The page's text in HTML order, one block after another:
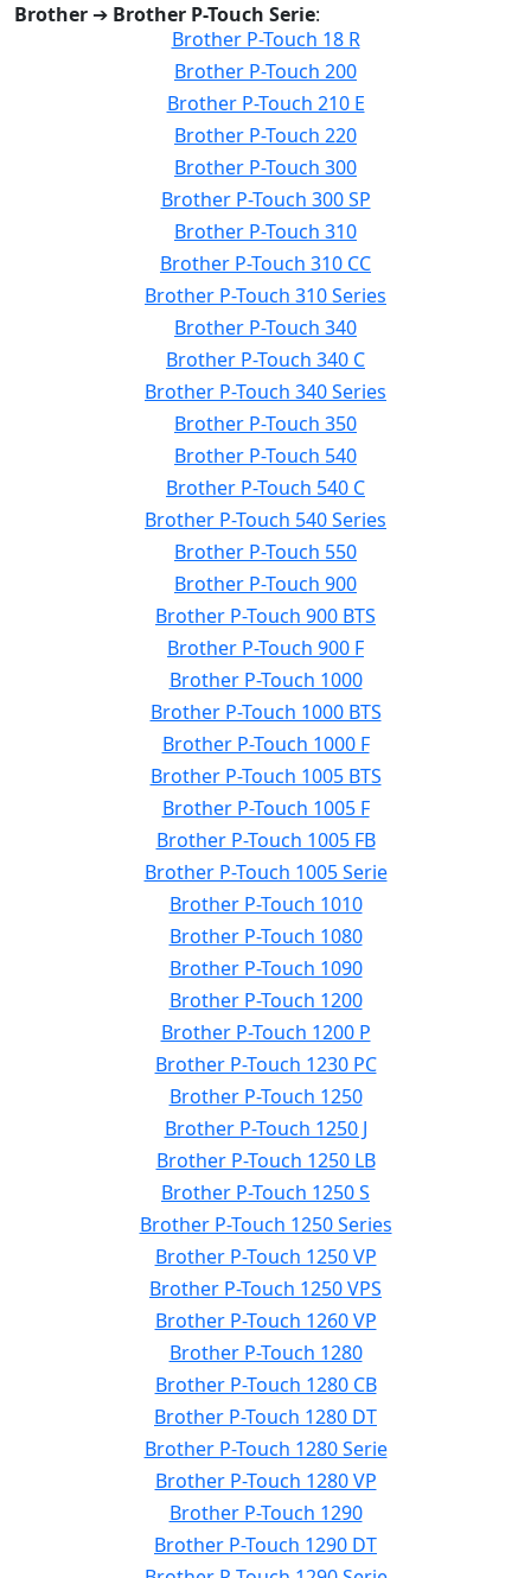
Brother ➔ Brother P-Touch Serie:
Brother P-Touch 18 R
Brother P-Touch 200
Brother P-Touch 210 E
Brother P-Touch 220
Brother P-Touch 300
Brother P-Touch 300 SP
Brother P-Touch 310
Brother P-Touch 310 CC
Brother P-Touch 310 Series
Brother P-Touch 340
Brother P-Touch 340 C
Brother P-Touch 340 Series
Brother P-Touch 350
Brother P-Touch 540
Brother P-Touch 540 C
Brother P-Touch 540 Series
Brother P-Touch 550
Brother P-Touch 900
Brother P-Touch 900 BTS
Brother P-Touch 900 F
Brother P-Touch 1000
Brother P-Touch 1000 BTS
Brother P-Touch 1000 F
Brother P-Touch 1005 BTS
Brother P-Touch 1005 F
Brother P-Touch 1005 FB
Brother P-Touch 1005 Serie
Brother P-Touch 1010
Brother P-Touch 1080
Brother P-Touch 1090
Brother P-Touch 1200
Brother P-Touch 1200 P
Brother P-Touch 1230 PC
Brother P-Touch 1250
Brother P-Touch 1250 J
Brother P-Touch 1250 LB
Brother P-Touch 1250 S
Brother P-Touch 1250 Series
Brother P-Touch 1250 VP
Brother P-Touch 1250 VPS
Brother P-Touch 1260 VP
Brother P-Touch 1280
Brother P-Touch 1280 CB
Brother P-Touch 1280 DT
Brother P-Touch 1280 Serie
Brother P-Touch 1280 VP
Brother P-Touch 1290
Brother P-Touch 1290 DT